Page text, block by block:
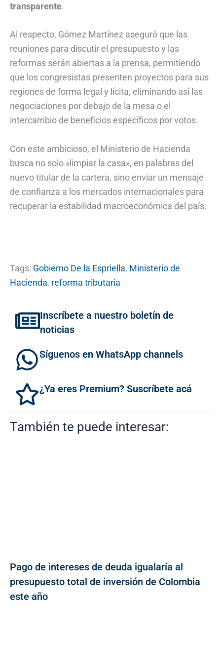
transparente.
Al respecto, Gómez Martínez aseguró que las
reuniones para discutir el presupuesto y las
reformas serán abiertas a la prensa, permitiendo
que los congresistas presenten proyectos para sus
regiones de forma legal y lícita, eliminando así las
negociaciones por debajo de la mesa o el
intercambio de beneficios específicos por votos.
Con este ambicioso, el Ministerio de Hacienda
busca no solo «limpiar la casa», en palabras del
nuevo titular de la cartera, sino enviar un mensaje
de confianza a los mercados internacionales para
recuperar la estabilidad macroeconómica del país.
Tags: Gobierno De la Espriella, Ministerio de
Hacienda, reforma tributaria
Inscríbete a nuestro boletín de
noticias
Síguenos en WhatsApp channels
¿Ya eres Premium? Suscríbete acá
También te puede interesar:
Pago de intereses de deuda igualaría al
presupuesto total de inversión de Colombia
este año